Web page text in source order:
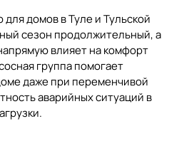
домов в Туле и Тульской
сезон продолжительный, а
влияет на комфорт
группа помогает
даже при переменчивой
аварийных ситуаций в